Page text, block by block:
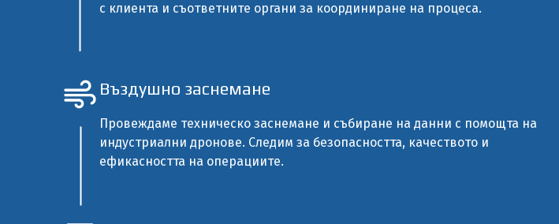
с клиента и съответните органи за координиране на процеса.
Въздушно заснемане
Провеждаме техническо заснемане и събиране на данни с помощта на
индустриални дронове. Следим за безопасността, качеството и
ефикасността на операциите.